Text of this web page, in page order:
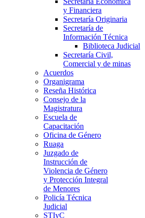
y Financiera
Secretaría Originaria
Secretaría de
Información Técnica
Biblioteca Judicial
Secretaría Civil,
Comercial y de minas
Acuerdos
Organigrama
Reseña Histórica
Consejo de la
Magistratura
Escuela de
Capacitación
Oficina de Género
Ruaga
Juzgado de
Instrucción de
Violencia de Género
y Protección Integral
de Menores
Policía Técnica
Judicial
STIyC